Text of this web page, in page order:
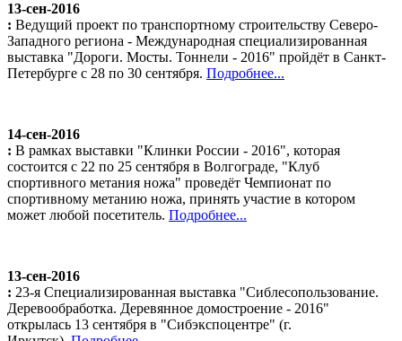
13-сен-2016
: Ведущий проект по транспортному строительству Северо-
Западного региона - Международная специализированная
выставка "Дороги. Мосты. Тоннели - 2016" пройдёт в Санкт-
Петербурге с 28 по 30 сентября. Подробнее...
14-сен-2016
: В рамках выставки "Клинки России - 2016", которая
состоится с 22 по 25 сентября в Волгограде, "Клуб
спортивного метания ножа" проведёт Чемпионат по
спортивному метанию ножа, принять участие в котором
может любой посетитель. Подробнее...
13-сен-2016
: 23-я Специализированная выставка "Сиблесопользование.
Деревообработка. Деревянное домостроение - 2016"
открылась 13 сентября в "Сибэкспоцентре" (г.